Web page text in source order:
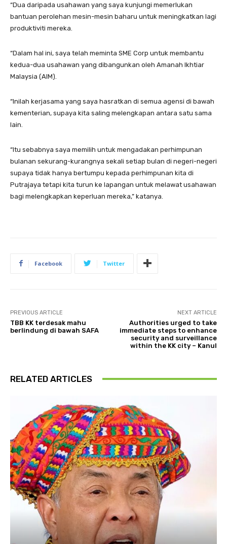
“Dua daripada usahawan yang saya kunjungi memerlukan
bantuan perolehan mesin-mesin baharu untuk meningkatkan lagi
produktiviti mereka.
“Dalam hal ini, saya telah meminta SME Corp untuk membantu
kedua-dua usahawan yang dibangunkan oleh Amanah Ikhtiar
Malaysia (AIM).
“Inilah kerjasama yang saya hasratkan di semua agensi di bawah
kementerian, supaya kita saling melengkapan antara satu sama
lain.
“Itu sebabnya saya memilih untuk mengadakan perhimpunan
bulanan sekurang-kurangnya sekali setiap bulan di negeri-negeri
supaya tidak hanya bertumpu kepada perhimpunan kita di
Putrajaya tetapi kita turun ke lapangan untuk melawat usahawan
bagi melengkapkan keperluan mereka,” katanya.
Facebook Twitter
PREVIOUS ARTICLE
TBB KK terdesak mahu
berlindung di bawah SAFA
NEXT ARTICLE
Authorities urged to take
immediate steps to enhance
security and surveillance
within the KK city – Kanul
RELATED ARTICLES